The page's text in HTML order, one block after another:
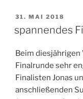
VERÖFFENTLICHT
31. MAI 2018
spannendes
Beim diesjährigen
Finalrunde sehr
Finalisten Jonas
anschließenden